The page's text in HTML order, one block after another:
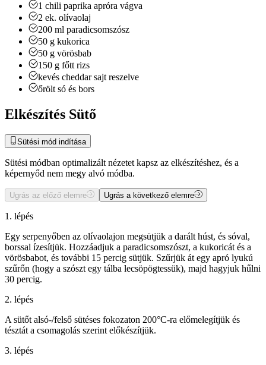
1 chili paprika apróra vágva
2 ek. olívaolaj
200 ml paradicsomszósz
50 g kukorica
50 g vörösbab
150 g főtt rizs
kevés cheddar sajt reszelve
őrölt só és bors
Elkészítés Sütő
Sütési mód indítása
Sütési módban optimalizált nézetet kapsz az elkészítéshez, és a
képernyőd nem megy alvó módba.
Ugrás az előző elemre Ugrás a következő elemre
1. lépés
Egy serpenyőben az olívaolajon megsütjük a darált húst, és sóval,
borssal ízesítjük. Hozzáadjuk a paradicsomszószt, a kukoricát és a
vörösbabot, és további 15 percig sütjük. Szűrjük át egy apró lyukú
szűrőn (hogy a szószt egy tálba lecsöpögtessük), majd hagyjuk hűlni
30 percig.
2. lépés
A sütőt alsó-/felső sütéses fokozaton 200°C-ra előmelegítjük és
tésztát a csomagolás szerint előkészítjük.
3. lépés